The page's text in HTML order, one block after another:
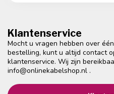
Klantenservice
Mocht u vragen hebben over
bestelling, kunt u altijd contact
klantenservice. Wij zijn
info@onlinekabelshop.nl .